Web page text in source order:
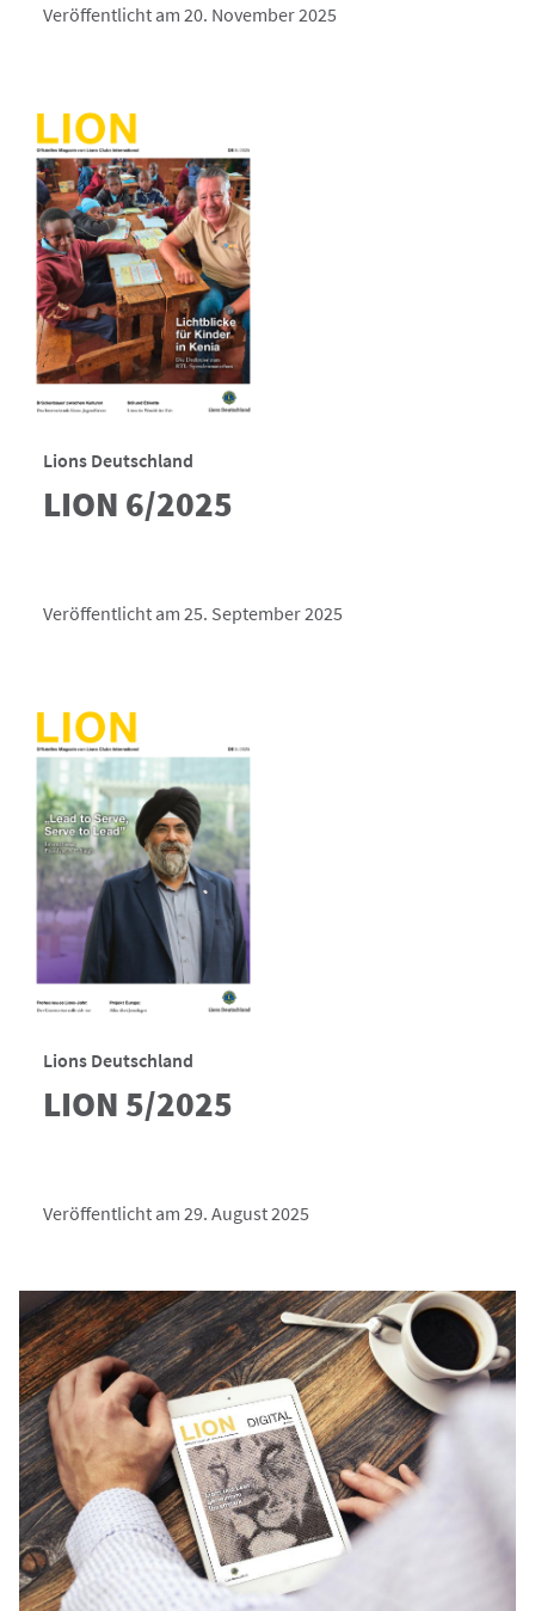
Veröffentlicht am 20. November 2025
Lions Deutschland
LION 6/2025
Veröffentlicht am 25. September 2025
Lions Deutschland
LION 5/2025
Veröffentlicht am 29. August 2025